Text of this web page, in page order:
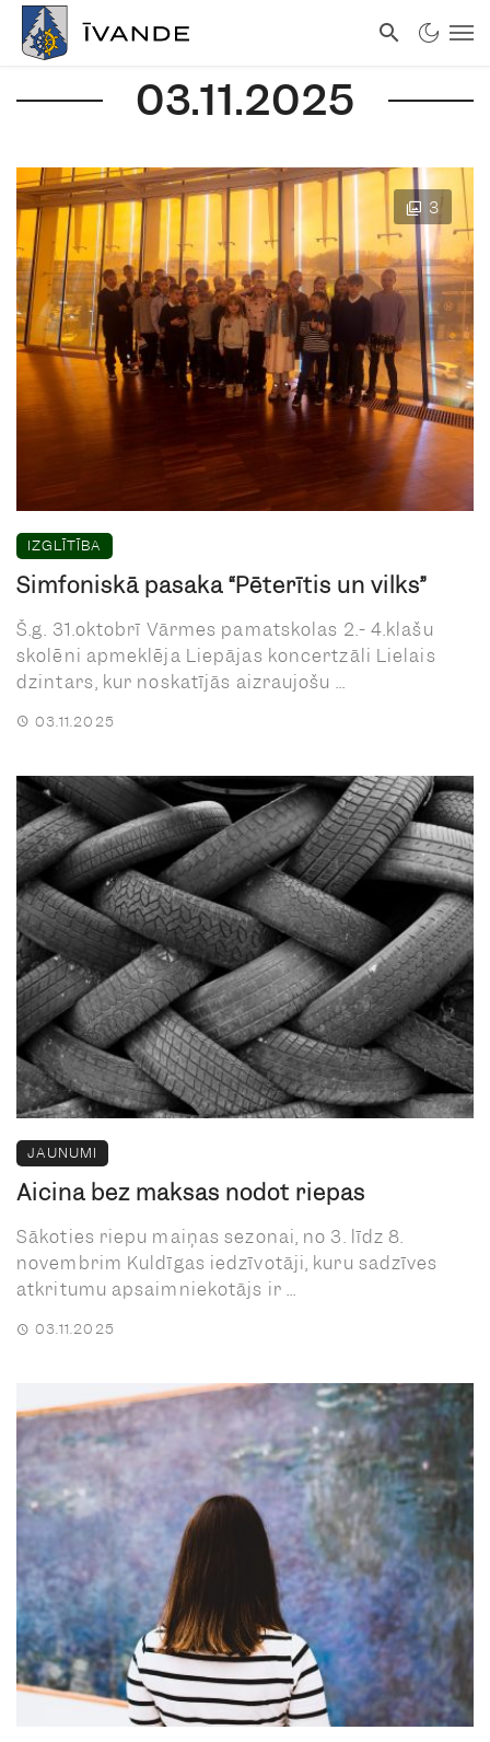
03.11.2025
3
IZGLĪTĪBA
Simfoniskā pasaka “Pēterītis un vilks”
Š.g. 31.oktobrī Vārmes pamatskolas 2.- 4.klašu
skolēni apmeklēja Liepājas koncertzāli Lielais
dzintars, kur noskatījās aizraujošu ...
03.11.2025
JAUNUMI
Aicina bez maksas nodot riepas
Sākoties riepu maiņas sezonai, no 3. līdz 8.
novembrim Kuldīgas iedzīvotāji, kuru sadzīves
atkritumu apsaimniekotājs ir ...
03.11.2025